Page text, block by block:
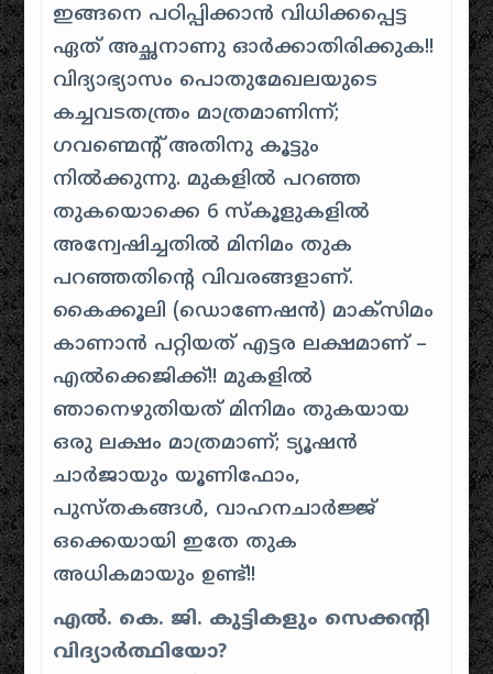
ഇങ്ങനെ പഠിപ്പിക്കാൻ വിധിക്കപ്പെട്ട
ഏത് അച്ഛനാണു ഓർക്കാതിരിക്കുക!!
വിദ്യാഭ്യാസം പൊതുമേഖലയുടെ
കച്ചവടതന്ത്രം മാത്രമാണിന്ന്;
ഗവണ്മെന്റ് അതിനു കൂട്ടും
നിൽക്കുന്നു. മുകളിൽ പറഞ്ഞ
തുകയൊക്കെ 6 സ്കൂളുകളിൽ
അന്വേഷിച്ചതിൽ മിനിമം തുക
പറഞ്ഞതിന്റെ വിവരങ്ങളാണ്.
കൈക്കൂലി (ഡൊണേഷൻ) മാക്സിമം
കാണാൻ പറ്റിയത് എട്ടര ലക്ഷമാണ് –
എൽക്കെജിക്ക്!! മുകളിൽ
ഞാനെഴുതിയത് മിനിമം തുകയായ
ഒരു ലക്ഷം മാത്രമാണ്; ട്യൂഷൻ
ചാർജായും യൂണിഫോം,
പുസ്തകങ്ങൾ, വാഹനചാർജ്ജ്
ഒക്കെയായി ഇതേ തുക
അധികമായും ഉണ്ട്!!
എൽ. കെ. ജി. കുട്ടികളും സെക്കന്റി
വിദ്യാർത്ഥിയോ?